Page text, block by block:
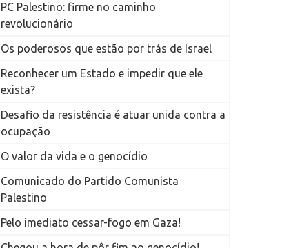
PC Palestino: firme no caminho
revolucionário
Os poderosos que estão por trás de Israel
Reconhecer um Estado e impedir que ele
exista?
Desafio da resistência é atuar unida contra a
ocupação
O valor da vida e o genocídio
Comunicado do Partido Comunista
Palestino
Pelo imediato cessar-fogo em Gaza!